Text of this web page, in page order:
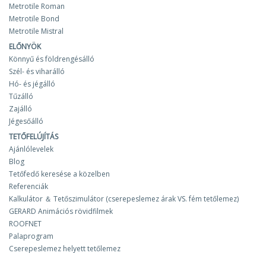
Metrotile Roman
Metrotile Bond
Metrotile Mistral
ELŐNYÖK
Könnyű és földrengésálló
Szél- és viharálló
Hó- és jégálló
Tűzálló
Zajálló
Jégesőálló
TETŐFELÚJÍTÁS
Ajánlólevelek
Blog
Tetőfedő keresése a közelben
Referenciák
Kalkulátor ＆ Tetőszimulátor (cserepeslemez árak VS. fém tetőlemez)
GERARD Animációs rövidfilmek
ROOFNET
Palaprogram
Cserepeslemez helyett tetőlemez